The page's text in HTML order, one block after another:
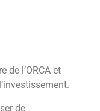
de l’ORCA et
de